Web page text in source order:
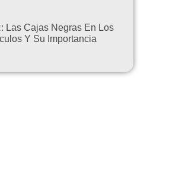
Las Cajas Negras En Los
Y Su Importancia